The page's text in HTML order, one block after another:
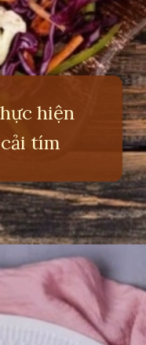
hiện
tím
hai-cua-bap-cai-tim